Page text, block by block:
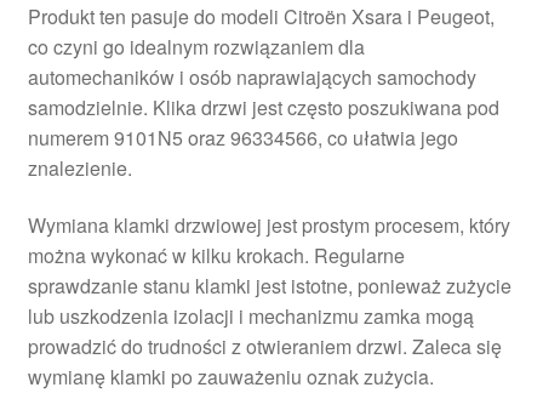
Produkt ten pasuje do modeli Citroën Xsara i Peugeot,
co czyni go idealnym rozwiązaniem dla
automechaników i osób naprawiających samochody
samodzielnie. Klika drzwi jest często poszukiwana pod
numerem 9101N5 oraz 96334566, co ułatwia jego
znalezienie.
Wymiana klamki drzwiowej jest prostym procesem, który
można wykonać w kilku krokach. Regularne
sprawdzanie stanu klamki jest istotne, ponieważ zużycie
lub uszkodzenia izolacji i mechanizmu zamka mogą
prowadzić do trudności z otwieraniem drzwi. Zaleca się
wymianę klamki po zauważeniu oznak zużycia.